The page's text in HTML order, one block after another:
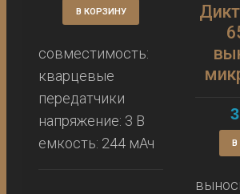
В КОРЗИНУ
совместимость:
кварцевые
передатчики
напряжение: 3 В
емкость: 244 мАч
В